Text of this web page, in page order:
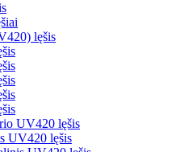
lęšis
UV420 lęšis
UV420 lęšis